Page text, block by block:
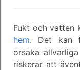
Fukt och vatten
hem. Det kan
orsaka
riskerar att